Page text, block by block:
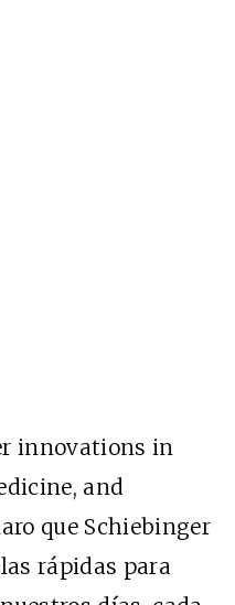
innovations in
and
que Schiebinger
rápidas para